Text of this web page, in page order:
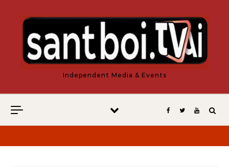
Independent Media & Events